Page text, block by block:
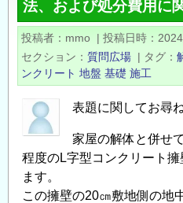
法、および処分費用に
投稿者 mmo | 投稿日時
セクション
質問広場 | タグ
ンクリート 地盤 基礎 施工
表題に関してお尋
家屋の解体と併せ
程度のL字型コンクリート
ます。
この擁壁の20㎝敷地側の地